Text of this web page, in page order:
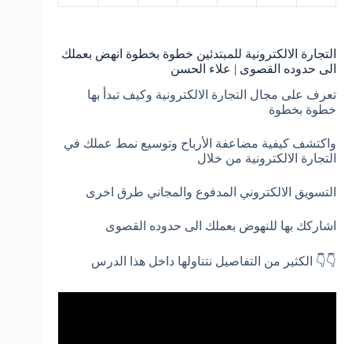
التجارة الالكترونية للمبتدئين خطوة بخطوة انهض بعملك
الى حدوده القصوى | علاء الحسن
تعرف على مجال التجارة الالكترونية وكيف تبدأ بها
خطوة بخطوة
واكتشف كيفية مضاعفة الأرباح وتوسيع نمط عملك في
التجارة الالكترونية من خلال
التسويق الالكتروني المدفوع والمجاني طرق اخرى
اشاركك بها للنهوض بعملك الى حدوده القصوى
👇👇 الكثير من التفاصيل نتناولها داخل هذا الدرس